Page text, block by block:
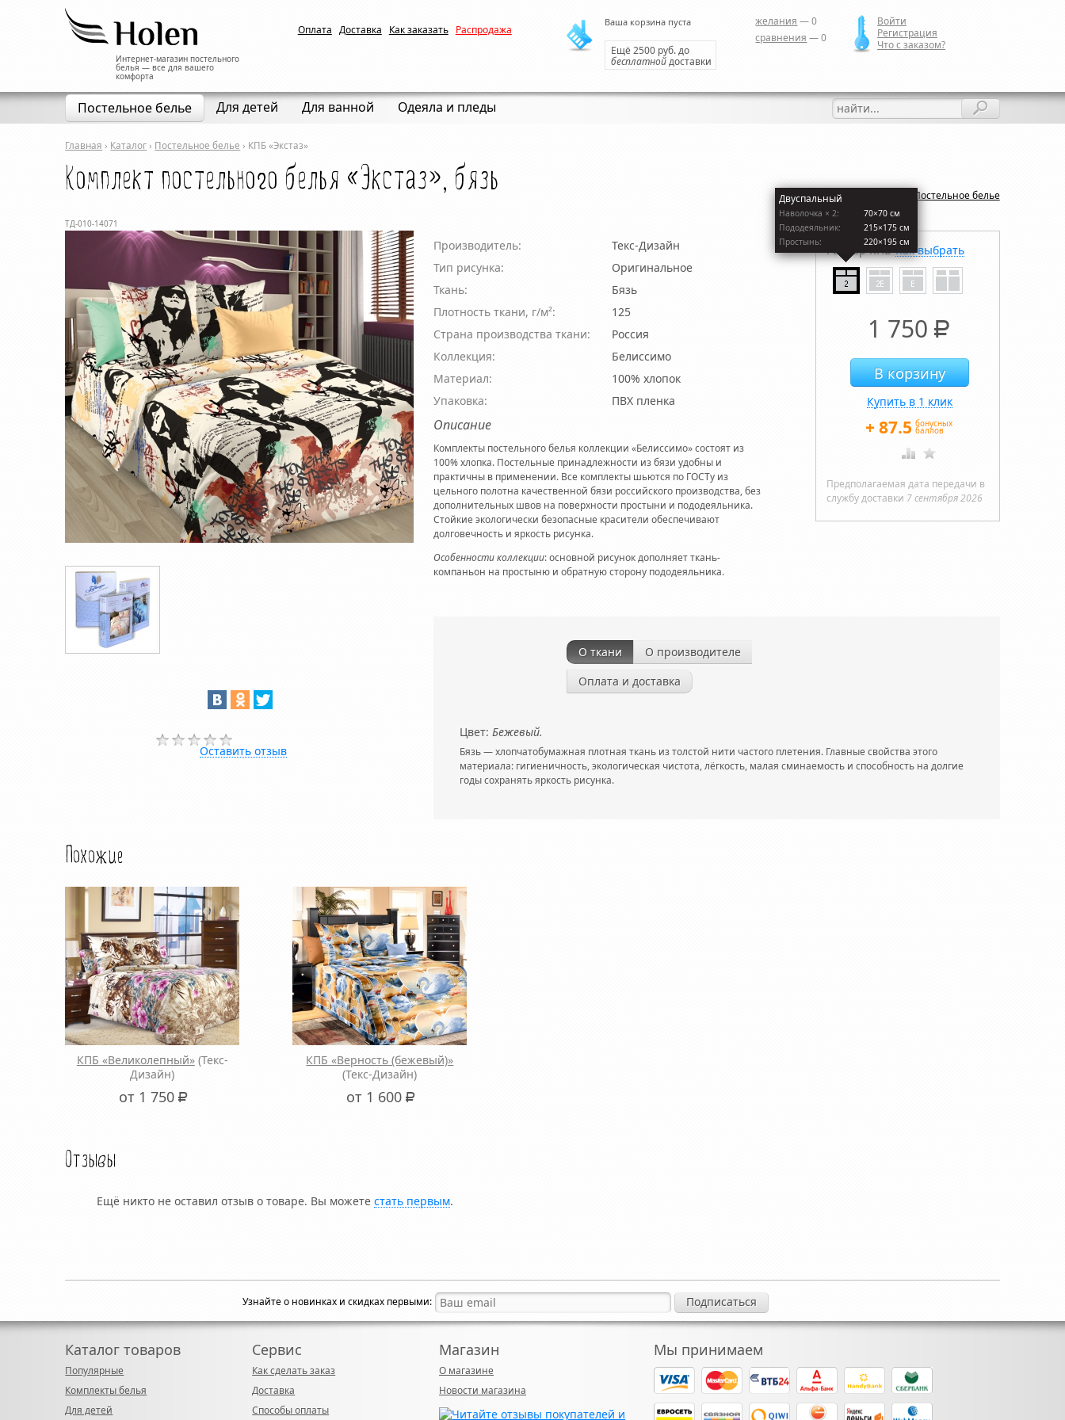
Интернет-магазин постельного
белья — все для вашего
комфорта
Оплата Доставка Как заказать Распродажа
Ваша корзина пуста
Ещё 2500 руб. до
бесплатнойдоставки
желания —0
сравнения —0
Войти
Регистрация
Что с заказом?
Постельное белье Для детей Для ванной Одеяла и пледы
Главная › Каталог › Постельное белье › КПБ «Экстаз»
Комплект постельного белья «Экстаз», бязь Постельное белье
ТД-010-14071
Оставить отзыв
Производитель:
Текс-Дизайн
Тип рисунка:
Оригинальное
Ткань:
Бязь
Плотность ткани, г/м²:
125
Страна производства ткани:
Россия
Коллекция:
Белиссимо
Материал:
100% хлопок
Упаковка:
ПВХ пленка
Описание
Комплекты постельного белья коллекции «Белиссимо» состоят из
100% хлопка. Постельные принадлежности из бязи удобны и
практичны в применении. Все комплекты шьются по ГОСТу из
цельного полотна качественной бязи российского производства, без
дополнительных швов на поверхности простыни и пододеяльника.
Стойкие экологически безопасные красители обеспечивают
долговечность и яркость рисунка.
Особенности коллекции: основной рисунок дополняет ткань-
компаньон на простыню и обратную сторону пододеяльника.
Размер КПБ Как выбрать
Двуспальный
Наволочкa × 2:
70×70 см
Пододеяльник:
215×175 см
Простынь:
220×195 см
1 750Р
Купить в 1 клик
+87.5 бонусных
баллов
Предполагаемая дата передачи в
службу доставки 7 сентября 2026
О ткани
О производителе
Оплата и доставка
Цвет: Бежевый.
Бязь — хлопчатобумажная плотная ткань из толстой нити частого плетения. Главные свойства этого
материала: гигиеничность, экологическая чистота, лёгкость, малая сминаемость и способность на долгие
годы сохранять яркость рисунка.
Похожие
КПБ «Великолепный» (Текс-
Дизайн)
от 1 750 Р
КПБ «Верность (бежевый)»
(Текс-Дизайн)
от 1 600 Р
Отзывы
Ещё никто не оставил отзыв о товаре. Вы можетестать первым.
Узнайте о новинках и скидках первыми:
Каталог товаров
Популярные
Комплекты белья
Для детей
Сервис
Как сделать заказ
Доставка
Способы оплаты
Магазин
О магазине
Новости магазина
Мы принимаем